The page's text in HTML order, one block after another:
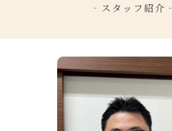
‐スタッフ紹介‐